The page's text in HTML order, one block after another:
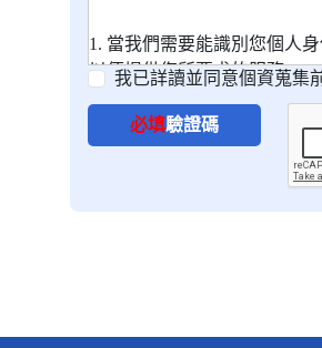
1. 當我們需要能識別您個人
以便提供您所要求的服務
2. 本網站使用第三方網頁分
依據。前述資訊僅用於進行
我已詳讀並同意個資蒐集
必填驗證碼